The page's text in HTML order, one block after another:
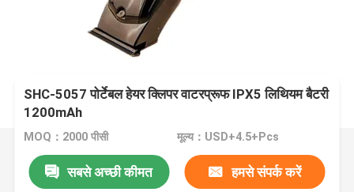
SHC-5057 पोर्टेबल हेयर क्लिपर वाटरप्रूफ IPX5 लिथियम बैटरी
1200mAh
MOQ：2000 पीसी मूल्य：USD+4.5+Pcs
सबसे अच्छी कीमत हमसे संपर्क करें